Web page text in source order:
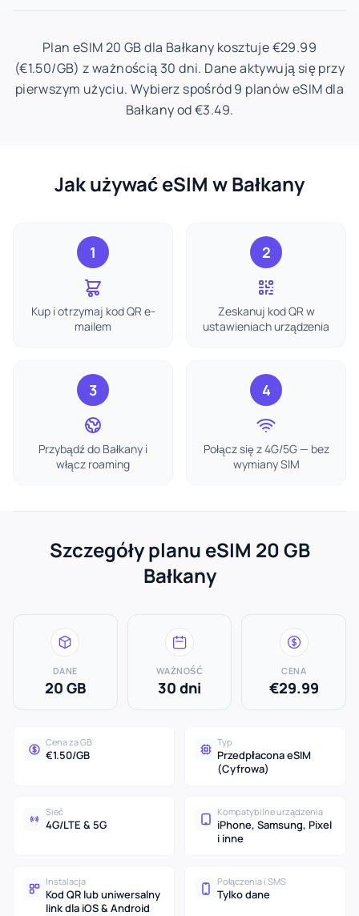
Plan eSIM 20 GB dla Bałkany kosztuje €29.99
(€1.50/GB) z ważnością 30 dni. Dane aktywują się przy
pierwszym użyciu. Wybierz spośród 9 planów eSIM dla
Bałkany od €3.49.
Jak używać eSIM w Bałkany
1
Kup i otrzymaj kod QR e-
mailem
2
Zeskanuj kod QR w
ustawieniach urządzenia
3
Przybądź do Bałkany i
włącz roaming
4
Połącz się z 4G/5G — bez
wymiany SIM
Szczegóły planu eSIM 20 GB
Bałkany
DANE
20 GB
WAŻNOŚĆ
30 dni
CENA
€29.99
Cena za GB
€1.50/GB
Typ
Przedpłacona eSIM
(Cyfrowa)
Sieć
4G/LTE & 5G
Kompatybilne urządzenia
iPhone, Samsung, Pixel
i inne
Instalacja
Kod QR lub uniwersalny
link dla iOS & Android
Połączenia i SMS
Tylko dane